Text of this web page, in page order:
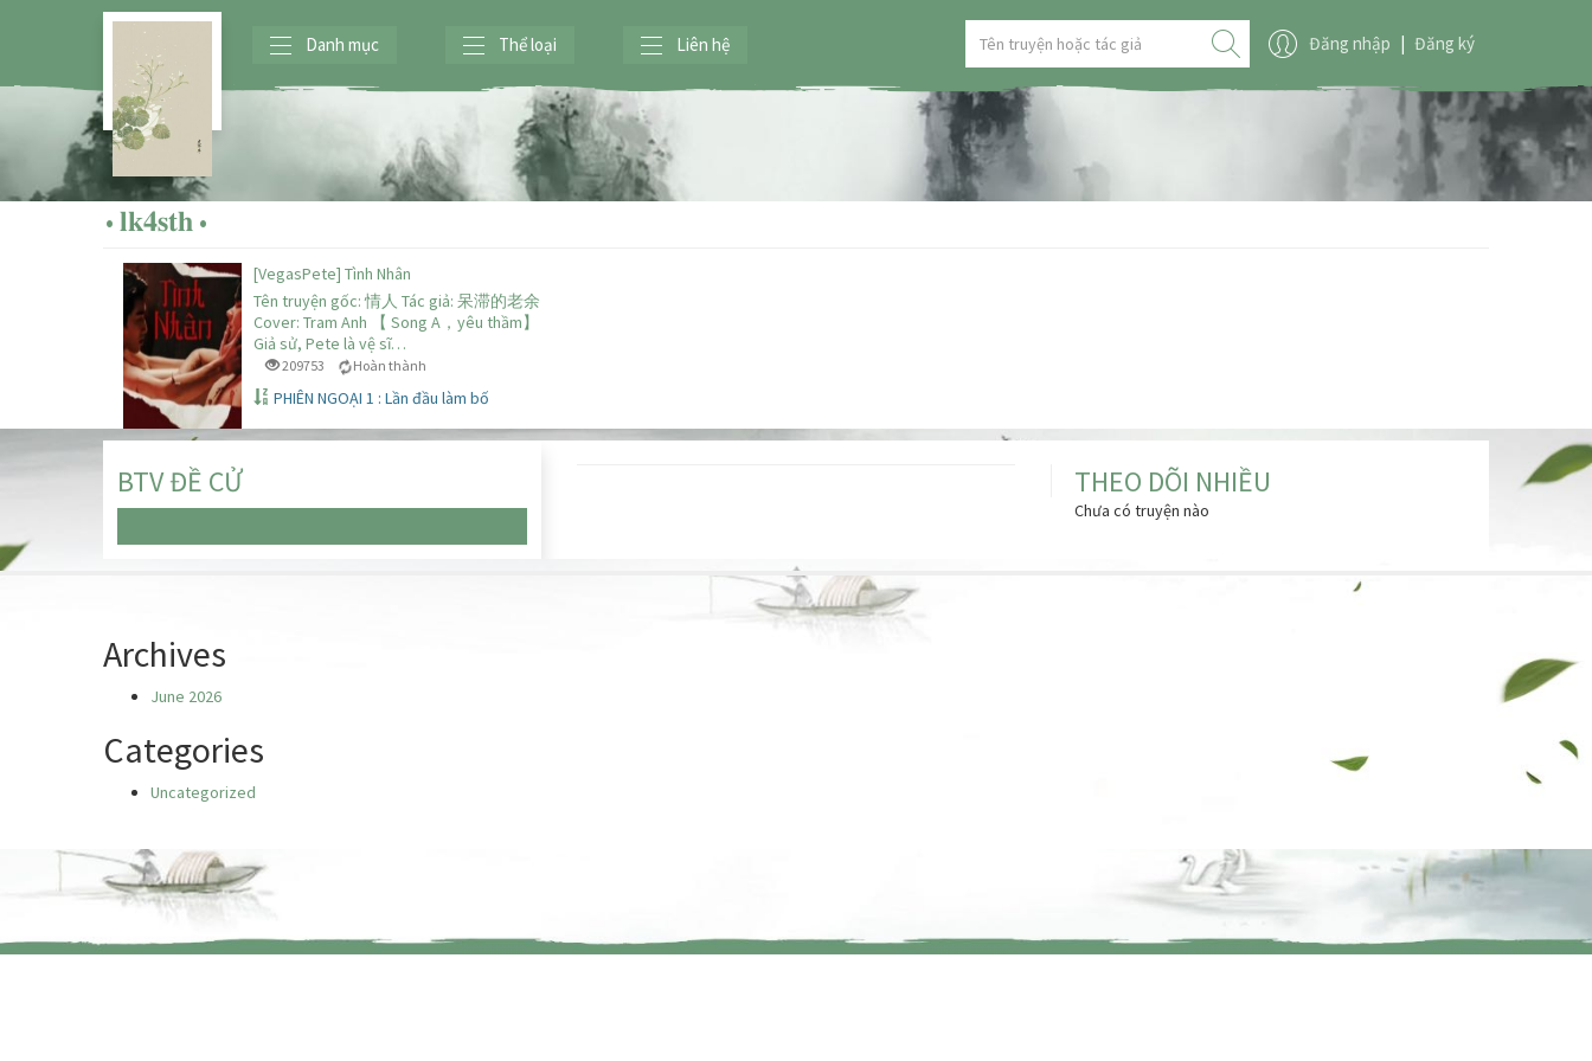
Danh mục Thể loại Liên hệ Đăng nhập | Đăng ký
• 𝐥𝐤𝟒𝐬𝐭𝐡 •
[VegasPete] Tình Nhân
Tên truyện gốc: 情人 Tác giả: 呆滞的老余
Cover: Tram Anh 【 Song A，yêu thầm】
Giả sử, Pete là vệ sĩ…
209753 Hoàn thành
PHIÊN NGOẠI 1 : Lần đầu làm bố
BTV ĐỀ CỬ THEO DÕI NHIỀU
Chưa có truyện nào
Archives
June 2026
Categories
Uncategorized